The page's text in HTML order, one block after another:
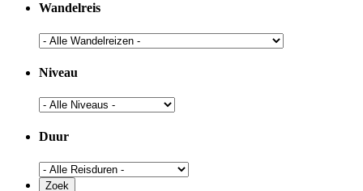
Wandelreis
Niveau
Duur